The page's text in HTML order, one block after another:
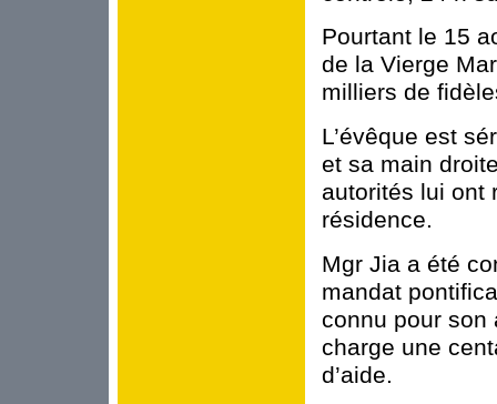
Pourtant le 15
de la Vierge
milliers de
L’évêque est
et sa main
autorités lui ont
résidence.
Mgr Jia a été
mandat
connu pour son
charge une
d’aide.